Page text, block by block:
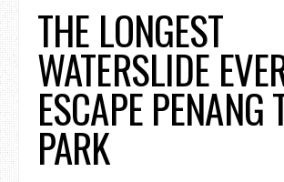
THE LONGEST
WATERSLIDE
ESCAPE PENANG
PARK